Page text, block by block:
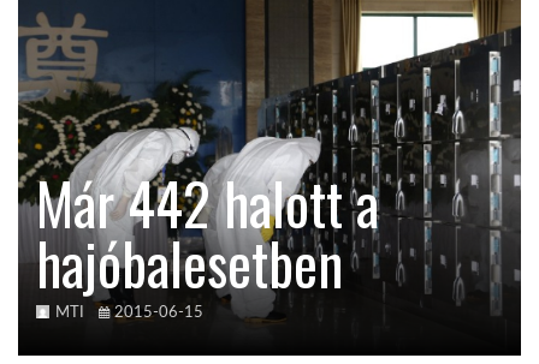
LATIN-AMERIKA
KÖZEL-KELET
AUSZTRÁLIA
A VILÁG ITTHON
Már 442 halott a
hajóbalesetben
MTI 2015-06-15